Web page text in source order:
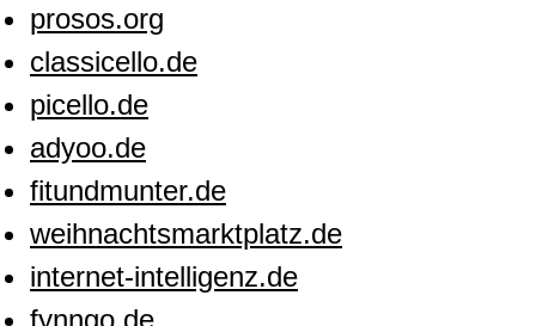
prosos.org
classicello.de
picello.de
adyoo.de
fitundmunter.de
weihnachtsmarktplatz.de
internet-intelligenz.de
fynngo.de